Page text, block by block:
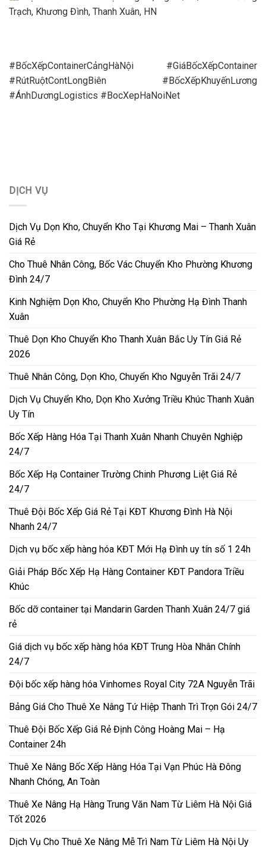
Trạch, Khương Đình, Thanh Xuân, HN
#BốcXếpContainerCảngHàNội #GiáBốcXếpContainer
#RútRuộtContLongBiên #BốcXếpKhuyếnLương
#ÁnhDươngLogistics #BocXepHaNoiNet
DỊCH VỤ
Dịch Vụ Dọn Kho, Chuyển Kho Tại Khương Mai – Thanh Xuân
Giá Rẻ
Cho Thuê Nhân Công, Bốc Vác Chuyển Kho Phường Khương
Đình 24/7
Kinh Nghiệm Dọn Kho, Chuyển Kho Phường Hạ Đình Thanh
Xuân
Thuê Dọn Kho Chuyển Kho Thanh Xuân Bắc Uy Tín Giá Rẻ
2026
Thuê Nhân Công, Dọn Kho, Chuyển Kho Nguyễn Trãi 24/7
Dịch Vụ Chuyển Kho, Dọn Kho Xưởng Triều Khúc Thanh Xuân
Uy Tín
Bốc Xếp Hàng Hóa Tại Thanh Xuân Nhanh Chuyên Nghiệp
24/7
Bốc Xếp Hạ Container Trường Chinh Phương Liệt Giá Rẻ
24/7
Thuê Đội Bốc Xếp Giá Rẻ Tại KĐT Khương Đình Hà Nội
Nhanh 24/7
Dịch vụ bốc xếp hàng hóa KĐT Mới Hạ Đình uy tín số 1 24h
Giải Pháp Bốc Xếp Hạ Hàng Container KĐT Pandora Triều
Khúc
Bốc dỡ container tại Mandarin Garden Thanh Xuân 24/7 giá
rẻ
Giá dịch vụ bốc xếp hàng hóa KĐT Trung Hòa Nhân Chính
24/7
Đội bốc xếp hàng hóa Vinhomes Royal City 72A Nguyễn Trãi
Bảng Giá Cho Thuê Xe Nâng Tứ Hiệp Thanh Trì Trọn Gói 24/7
Thuê Đội Bốc Xếp Giá Rẻ Định Công Hoàng Mai – Hạ
Container 24h
Thuê Xe Nâng Bốc Xếp Hàng Hóa Tại Vạn Phúc Hà Đông
Nhanh Chóng, An Toàn
Thuê Xe Nâng Hạ Hàng Trung Văn Nam Từ Liêm Hà Nội Giá
Tốt 2026
Dịch Vụ Cho Thuê Xe Nâng Mễ Trì Nam Từ Liêm Hà Nội Uy